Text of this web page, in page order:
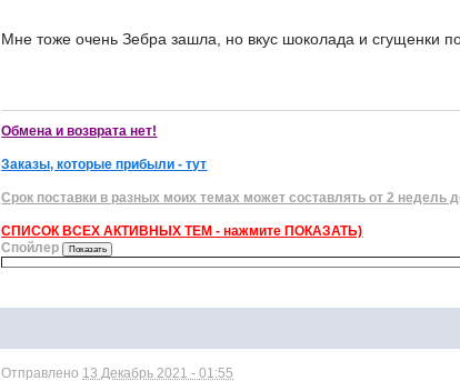
Мне тоже очень Зебра зашла, но вкус шоколада и сгущенки
Обмена и возврата нет!
Заказы, которые прибыли - тут
Срок поставки в разных моих темах может составлять от 2 недель
СПИСОК ВСЕХ АКТИВНЫХ ТЕМ - нажмите ПОКАЗАТЬ)
Спойлер
Отправлено 13 Декабрь 2021 - 01:55